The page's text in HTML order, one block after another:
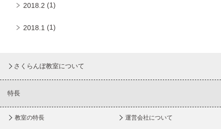
2018.2 (1)
2018.1 (1)
さくらんぼ教室について
特長
教室の特長 運営会社について